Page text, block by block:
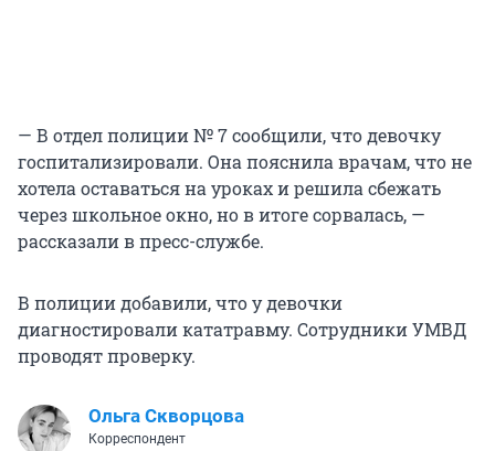
— В отдел полиции № 7 сообщили, что девочку
госпитализировали. Она пояснила врачам, что не
хотела оставаться на уроках и решила сбежать
через школьное окно, но в итоге сорвалась, —
рассказали в пресс-службе.
В полиции добавили, что у девочки
диагностировали кататравму. Сотрудники УМВД
проводят проверку.
Ольга Скворцова
Корреспондент